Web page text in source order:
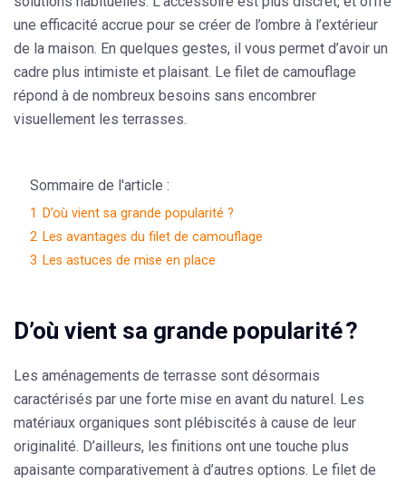
une efficacité accrue pour se créer de l’ombre à l’extérieur
de la maison. En quelques gestes, il vous permet d’avoir un
cadre plus intimiste et plaisant. Le filet de camouflage
répond à de nombreux besoins sans encombrer
visuellement les terrasses.
Sommaire de l'article :
1
D’où vient sa grande popularité ?
2 Les avantages du filet de camouflage
3 Les astuces de mise en place
D’où vient sa grande popularité ?
Les aménagements de terrasse sont désormais
caractérisés par une forte mise en avant du naturel. Les
matériaux organiques sont plébiscités à cause de leur
originalité. D’ailleurs, les finitions ont une touche plus
apaisante comparativement à d’autres options. Le filet de